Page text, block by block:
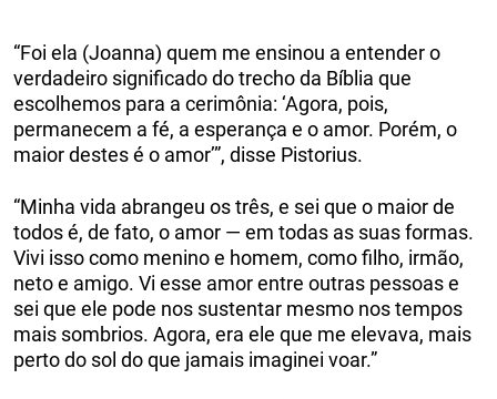
“Foi ela (Joanna) quem me ensinou a entender o
verdadeiro significado do trecho da Bíblia que
escolhemos para a cerimônia: ‘Agora, pois,
permanecem a fé, a esperança e o amor. Porém, o
maior destes é o amor’”, disse Pistorius.
“Minha vida abrangeu os três, e sei que o maior de
todos é, de fato, o amor — em todas as suas formas.
Vivi isso como menino e homem, como filho, irmão,
neto e amigo. Vi esse amor entre outras pessoas e
sei que ele pode nos sustentar mesmo nos tempos
mais sombrios. Agora, era ele que me elevava, mais
perto do sol do que jamais imaginei voar.”